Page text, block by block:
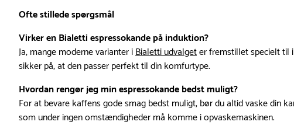
Ofte stillede spørgsmål
Virker en Bialetti espressokande på induktion?
Ja, mange moderne varianter iBialetti udvalgeter fremstillet specielt til
sikker på, at den passer perfekt til din komfurtype.
Hvordan rengør jeg min espressokande bedst muligt?
For at bevare kaffens gode smag bedst muligt, bør du altid vaske
som under ingen omstændigheder må komme i opvaskemaskinen.